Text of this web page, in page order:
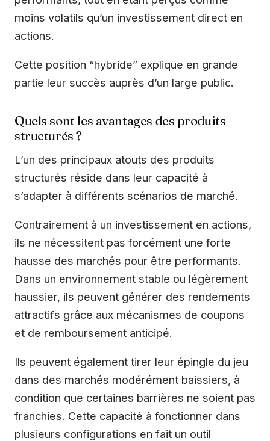
moins volatils qu’un investissement direct en
actions.
Cette position “hybride” explique en grande
partie leur succès auprès d’un large public.
Quels sont les avantages des produits
structurés ?
L’un des principaux atouts des produits
structurés réside dans leur capacité à
s’adapter à différents scénarios de marché.
Contrairement à un investissement en actions,
ils ne nécessitent pas forcément une forte
hausse des marchés pour être performants.
Dans un environnement stable ou légèrement
haussier, ils peuvent générer des rendements
attractifs grâce aux mécanismes de coupons
et de remboursement anticipé.
Ils peuvent également tirer leur épingle du jeu
dans des marchés modérément baissiers, à
condition que certaines barrières ne soient pas
franchies. Cette capacité à fonctionner dans
plusieurs configurations en fait un outil